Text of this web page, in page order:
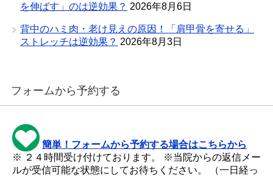
を伸ばす」のは逆効果？ 2026年8月6日
背中のハミ肉・老け見えの原因！「肩甲骨を寄せる」
ストレッチは逆効果？ 2026年8月3日
フォームから予約する
簡単！フォームから予約する場合はこちらから
※ ２４時間受け付けております。 ※当院からの返信メー
ルが受信可能な状態にしてお待ちください。 （一日経っ